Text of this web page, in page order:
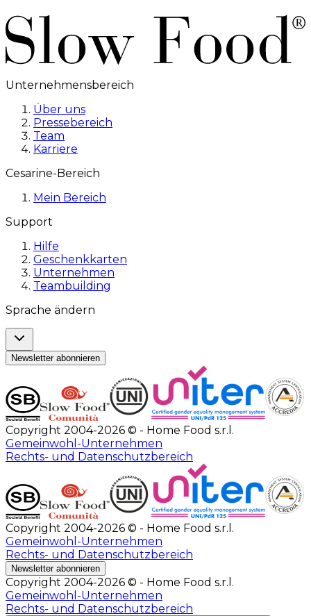
Unternehmensbereich
Über uns
Pressebereich
Team
Karriere
Cesarine-Bereich
Mein Bereich
Support
Hilfe
Geschenkkarten
Unternehmen
Teambuilding
Sprache ändern
Newsletter abonnieren
Copyright 2004-2026 © - Home Food s.r.l.
Gemeinwohl-Unternehmen
Rechts- und Datenschutzbereich
Copyright 2004-2026 © - Home Food s.r.l.
Gemeinwohl-Unternehmen
Rechts- und Datenschutzbereich
Newsletter abonnieren
Copyright 2004-2026 © - Home Food s.r.l.
Gemeinwohl-Unternehmen
Rechts- und Datenschutzbereich